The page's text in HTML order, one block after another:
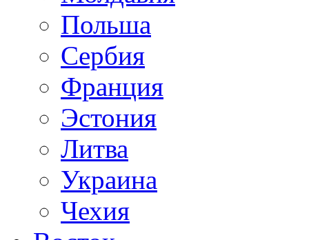
Польша
Сербия
Франция
Эстония
Литва
Украина
Чехия